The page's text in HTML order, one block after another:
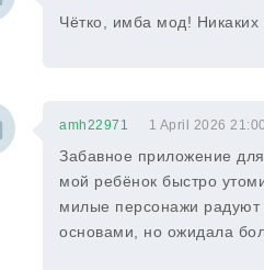
Чётко, имба мод! Никаких
amh22971 1 April 2026 21:00
Забавное приложение
мой ребёнок быстро
милые персонажи радуют
основами, но ожидала